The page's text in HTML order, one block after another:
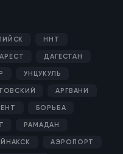
ННТ
ДАГЕСТАН
УНЦУКУЛЬ
АРГВАНИ
БОРЬБА
РАМАДАН
АЭРОПОРТ